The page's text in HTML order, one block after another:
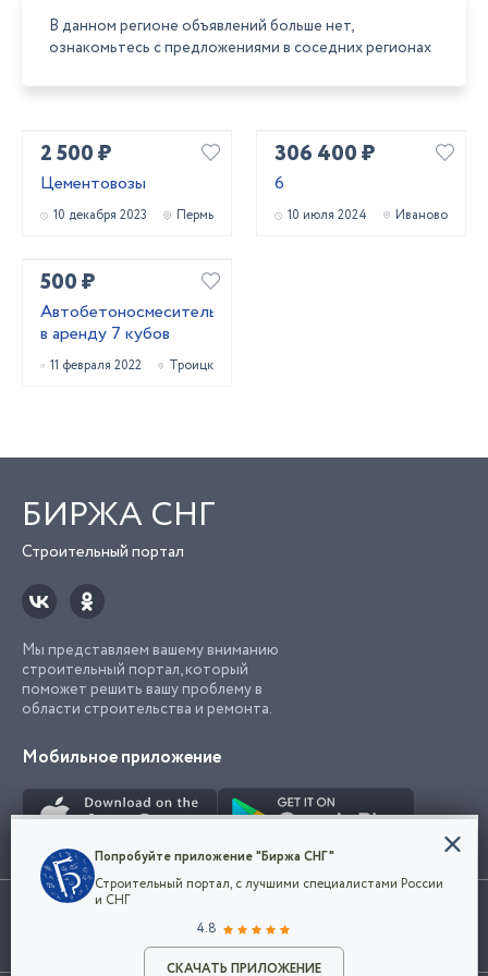
Разместить объявление
В данном регионе объявлений больше нет,
ознакомьтесь с предложениями в соседних регионах
2 500 ₽
Цементовозы
10 декабря 2023 Пермь
306 400 ₽
6
10 июля 2024 Иваново
500 ₽
Автобетоносмеситель
в аренду 7 кубов
11 февраля 2022 Троицк
БИРЖА СНГ
Строительный портал
Мы представляем вашему вниманию
строительный портал, который
поможет решить вашу проблему в
области строительства и ремонта.
Мобильное приложение
Использование сайта, в том числе подача объявлений, означает
марки представленные на сайте являются собственностью их
Конфиденциальность
Мы используем файлы cookie, чтобы сделать
наш сайт удобным для каждого
Политикой конфиденциальности компании
и принимаете условия использования cookie.
Попробуйте приложение "Биржа СНГ"
Строительный портал, с лучшими специалистами России
и СНГ
4.8
СКАЧАТЬ ПРИЛОЖЕНИЕ